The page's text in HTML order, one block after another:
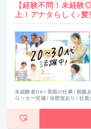
【経験不問！未経
上！アナタらしく♪
未経験者OK 長期の仕事 制服
ロッカー完備
休憩室あり 社員